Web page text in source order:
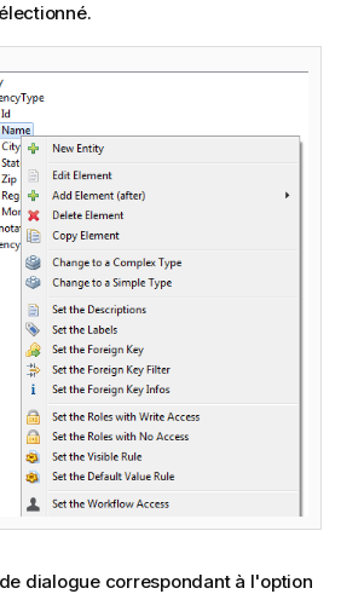
dialogue correspondant à l'option